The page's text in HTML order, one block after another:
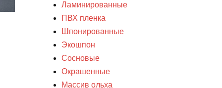
Ламинированные
ПВХ пленка
Шпонированные
Экошпон
Сосновые
Окрашенные
Массив ольха